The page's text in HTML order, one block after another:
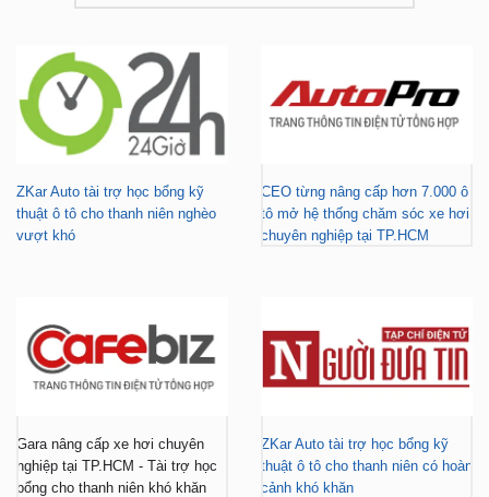
ZKar Auto tài trợ học bổng kỹ
thuật ô tô cho thanh niên nghèo
CEO từng nâng cấp hơn 7.000 ô
Gara nâng cấp xe hơi chuyên
ZKar Auto tài trợ học bổng kỹ